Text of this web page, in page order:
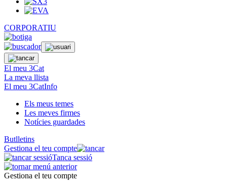
CORPORATIU
El meu 3Cat
La meva llista
El meu 3CatInfo
Els meus temes
Les meves firmes
Notícies guardades
Butlletins
Gestiona el teu compte
Tanca sessió
Gestiona el teu compte